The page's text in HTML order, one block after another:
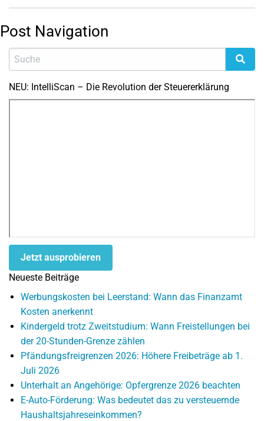
Post Navigation
NEU: IntelliScan – Die Revolution der Steuererklärung
Jetzt ausprobieren
Neueste Beiträge
Werbungskosten bei Leerstand: Wann das Finanzamt
Kosten anerkennt
Kindergeld trotz Zweitstudium: Wann Freistellungen bei
der 20-Stunden-Grenze zählen
Pfändungsfreigrenzen 2026: Höhere Freibeträge ab 1.
Juli 2026
Unterhalt an Angehörige: Opfergrenze 2026 beachten
E-Auto-Förderung: Was bedeutet das zu versteuernde
Haushaltsjahreseinkommen?